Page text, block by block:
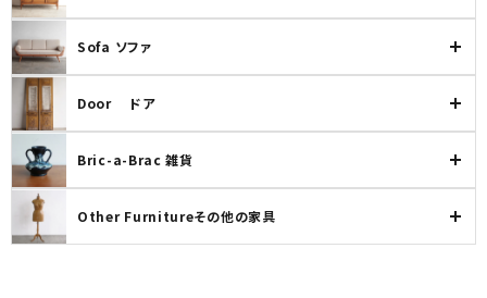
過去販売
INFORMATION
ACCOUNT MENU
ようこそ ゲスト 様
meeting_room ログイン person 新規会員登録
Sofa ソファ
Door ドア
Bric-a-Brac 雑貨
Other Furnitureその他の家具